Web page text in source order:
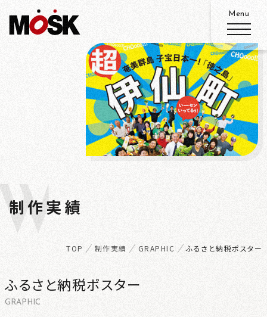
制作実績
ORKS
TOP 制作実績 GRAPHIC ふるさと納税ポスター
ふるさと納税ポスター
GRAPHIC
SERVICE
ADVANTAGE
RECRUIT
CONTACT